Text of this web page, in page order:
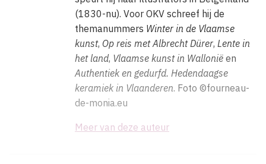
(1830-nu). Voor OKV schreef hij de
themanummers Winter in de Vlaamse
kunst, Op reis met Albrecht Dürer, Lente in
het land, Vlaamse kunst in Wallonië en
Authentiek en gedurfd. Hedendaagse
keramiek in Vlaanderen. Foto ©fourneau-
de-monia.eu
Meer van deze auteur